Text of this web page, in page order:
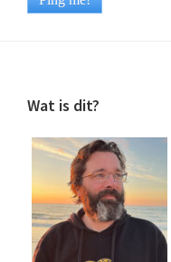
Footer
Wat is dit?